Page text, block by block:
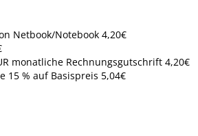
Netbook/Notebook 4,20€
monatliche Rechnungsgutschrift 4,20€
15 % auf Basispreis 5,04€